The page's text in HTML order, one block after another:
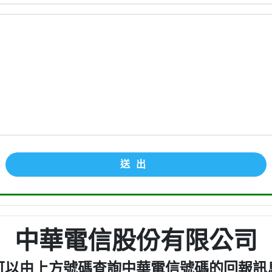
送出
中華電信股份有限公司
以由上方號碼查詢中華電信號碼的回報訊